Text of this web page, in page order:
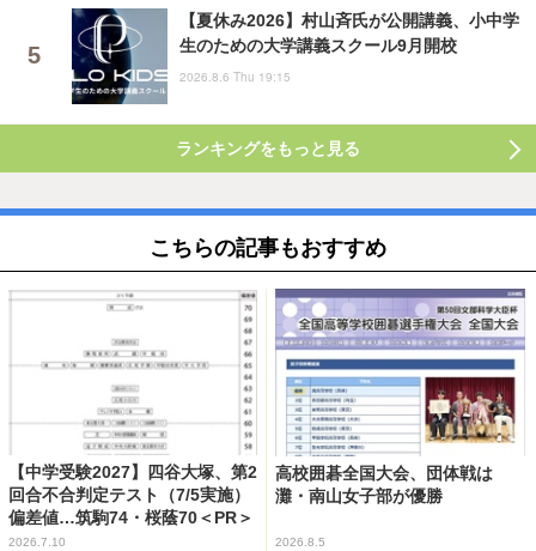
【夏休み2026】村山斉氏が公開講義、小中学
生のための大学講義スクール9月開校
2026.8.6 Thu 19:15
ランキングをもっと見る
こちらの記事もおすすめ
【中学受験2027】四谷大塚、第2
回合不合判定テスト（7/5実施）
偏差値…筑駒74・桜蔭70＜PR＞
2026.7.10
高校囲碁全国大会、団体戦は
灘・南山女子部が優勝
2026.8.5